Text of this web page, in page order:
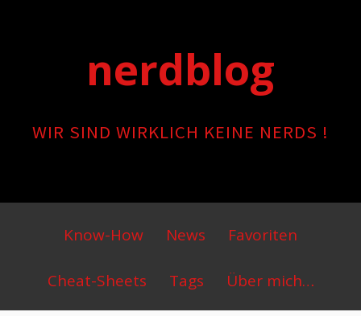
nerdblog
WIR SIND WIRKLICH KEINE NERDS !
Primary
Menu
Know-How News Favoriten
Cheat-Sheets Tags Über mich…